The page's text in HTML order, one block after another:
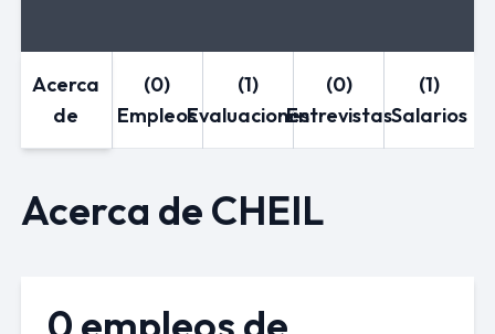
Acerca
de
(0)
Empleos
(1)
Evaluaciones
(0)
Entrevistas
(1)
Salarios
Acerca de CHEIL